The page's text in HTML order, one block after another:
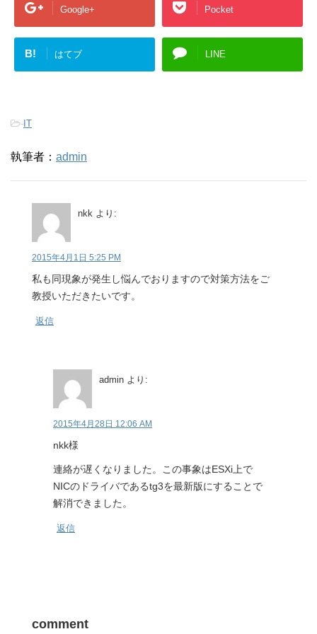
Google+ Pocket
B! はてブ LINE
- IT
執筆者： admin
nkk より:
2015年4月1日 5:25 PM
私も同現象が発生し悩んでおりますので対策方法をご
教授いただきたいです。
返信
admin より:
2015年4月28日 12:06 AM
nkk様
連絡が遅くなりました。この事象はESXi上で
NICのドライバであるtg3を最新版にすることで
解消できました。
返信
comment